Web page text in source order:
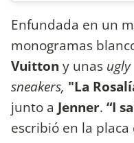
Enfundada en un
monogramas
Vuitton y unas ugly
sneakers, "La
junto a Jenner. “I
escribió en la